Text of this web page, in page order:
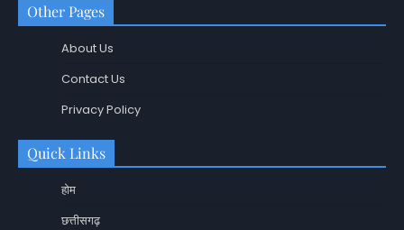
Other Pages
About Us
Contact Us
Privacy Policy
Quick Links
होम
छत्तीसगढ़